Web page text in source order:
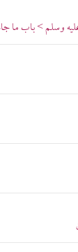
وسلم > باب ما